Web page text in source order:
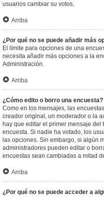
usuarios cambiar su votos.
Arriba
¿Por qué no se puede añadir más
El límite para opciones de una
necesita añadir más opciones a la
Administración.
Arriba
¿Cómo edito o borro una encuesta?
Como en los mensajes, las
creador original, un moderador o la
hay que editar el primer mensaje
encuesta. Si nadie ha votado, los
las opciones. Sin embargo, si algún
administradores pueden editar o
encuestas sean cambiadas a mitad
Arriba
¿Por qué no se puede acceder a